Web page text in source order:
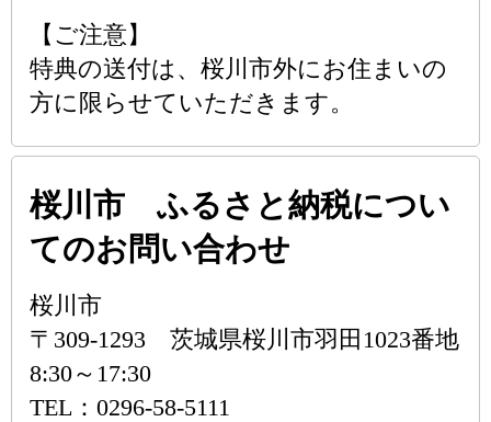
【ご注意】
特典の送付は、桜川市外にお住まいの
方に限らせていただきます。
桜川市 ふるさと納税につい
てのお問い合わせ
桜川市
〒309-1293 茨城県桜川市羽田1023番地
8:30～17:30
TEL：0296-58-5111